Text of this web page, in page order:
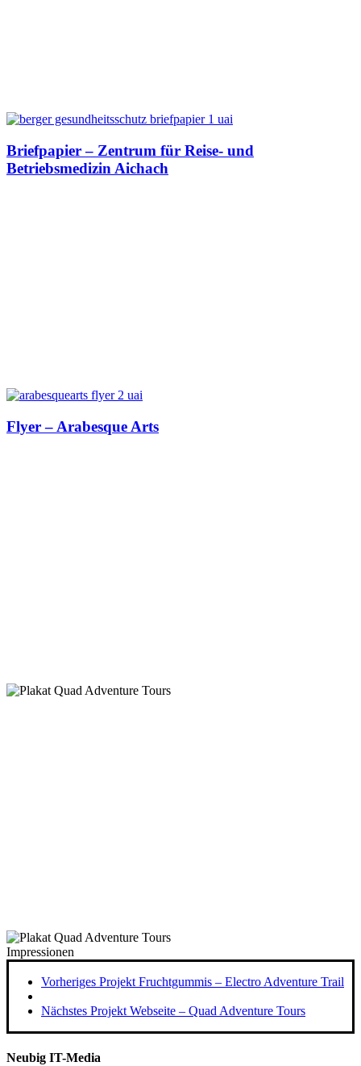
Briefpapier – Zentrum für Reise- und
Betriebsmedizin Aichach
Flyer – Arabesque Arts
Impressionen
Vorheriges Projekt Fruchtgummis – Electro Adventure Trail
Nächstes Projekt Webseite – Quad Adventure Tours
Neubig IT-Media